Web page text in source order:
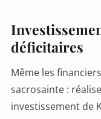
déficitaires
Même les
sacrosainte :
investissement de